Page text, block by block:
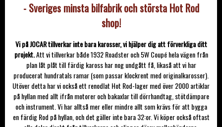
- Sveriges minsta bilfabrik och största Hot Rod
shop!
Vi på JOCAR tillverkar inte bara karosser, vi hjälper dig att förverkliga ditt
projekt.Att vi tillverkar både 1932 Roadster och 5W Coupé hela vägen från
plan låt plåt till färdig kaross har nog undgått få, likaså att vi har
producerat hundratals ramar (som passar klockrent med originalkarosser).
Utöver detta har vi också ett renodlat Hot Rod-lager med över 2000 artiklar
på hyllan med allt ifrån motorer och bakaxlar till dörrhandtag, stötdämpare
och instrument. Vi har alltså mer eller mindre allt som krävs för att bygga
en färdig Rod på hyllan, och det gäller inte bara 32:or. Vi köper också oftast